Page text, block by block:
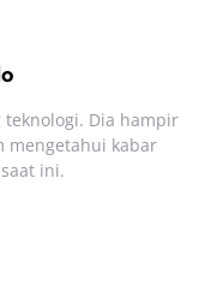
Dia hampir
mengetahui kabar
ini.